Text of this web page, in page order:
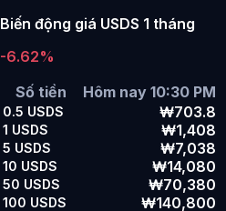
Biến động giá USDS 1 tháng
-6.62%
Số tiền
Hôm nay 10:30 PM
0.5 USDS ₩703.8
1 USDS ₩1,408
5 USDS ₩7,038
10 USDS ₩14,080
50 USDS ₩70,380
100 USDS ₩140,800